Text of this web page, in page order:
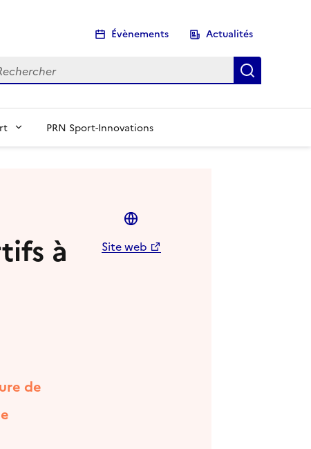
Évènements Actualités
PRN Sport-Innovations
à
Site web
de